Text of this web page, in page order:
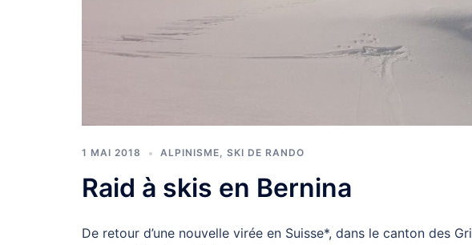
1 MAI 2018 ALPINISME, SKI DE RANDO
Raid à skis en Bernina
De retour d’une nouvelle virée en Suisse*, dans le canton des